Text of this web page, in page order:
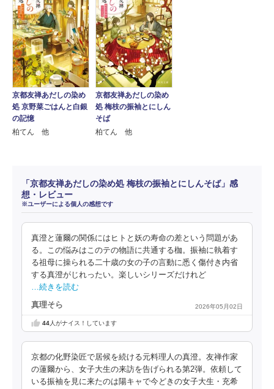
京都友禅あだしの染め
処 京野菜ごはんと白銀
の記憶
柏てん 他
京都友禅あだしの染め
処 梅枝の振袖とにしん
そば
柏てん 他
「京都友禅あだしの染め処 梅枝の振袖とにしんそば」感
想・レビュー
※ユーザーによる個人の感想です
真澄と蓮爾の関係にはヒトと妖の寿命の差という問題があ
る。この悩みはこのテの物語に共通する枷。振袖に執着す
る祖母に操られる二十歳の女の子の言動に悉く傷付き内省
する真澄がじれったい。楽しいシリーズだけれど
…続きを読む
真理そら 2026年05月02日
44人がナイス！しています
京都の化野染匠で居候を続ける元料理人の真澄。友禅作家
の蓮爾から、女子大生の来訪を告げられる第2弾。依頼して
いる振袖を見に来たのは陽キャで今どきの女子大生・充希